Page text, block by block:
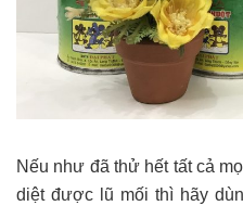
Nếu như đã thử hết tất cả
diệt được lũ mối thì hãy